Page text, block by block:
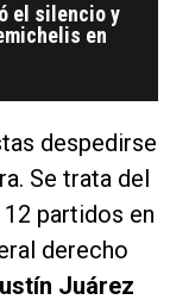
el silencio y
en
despedirse
Se trata del
partidos en
derecho
Juárez